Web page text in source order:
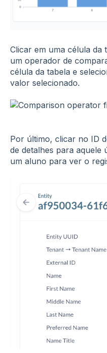
Clicar em uma célula da
um operador de
célula da tabela e
valor selecionado.
Por último, clicar no ID
de detalhes para aquele
um aluno para ver o